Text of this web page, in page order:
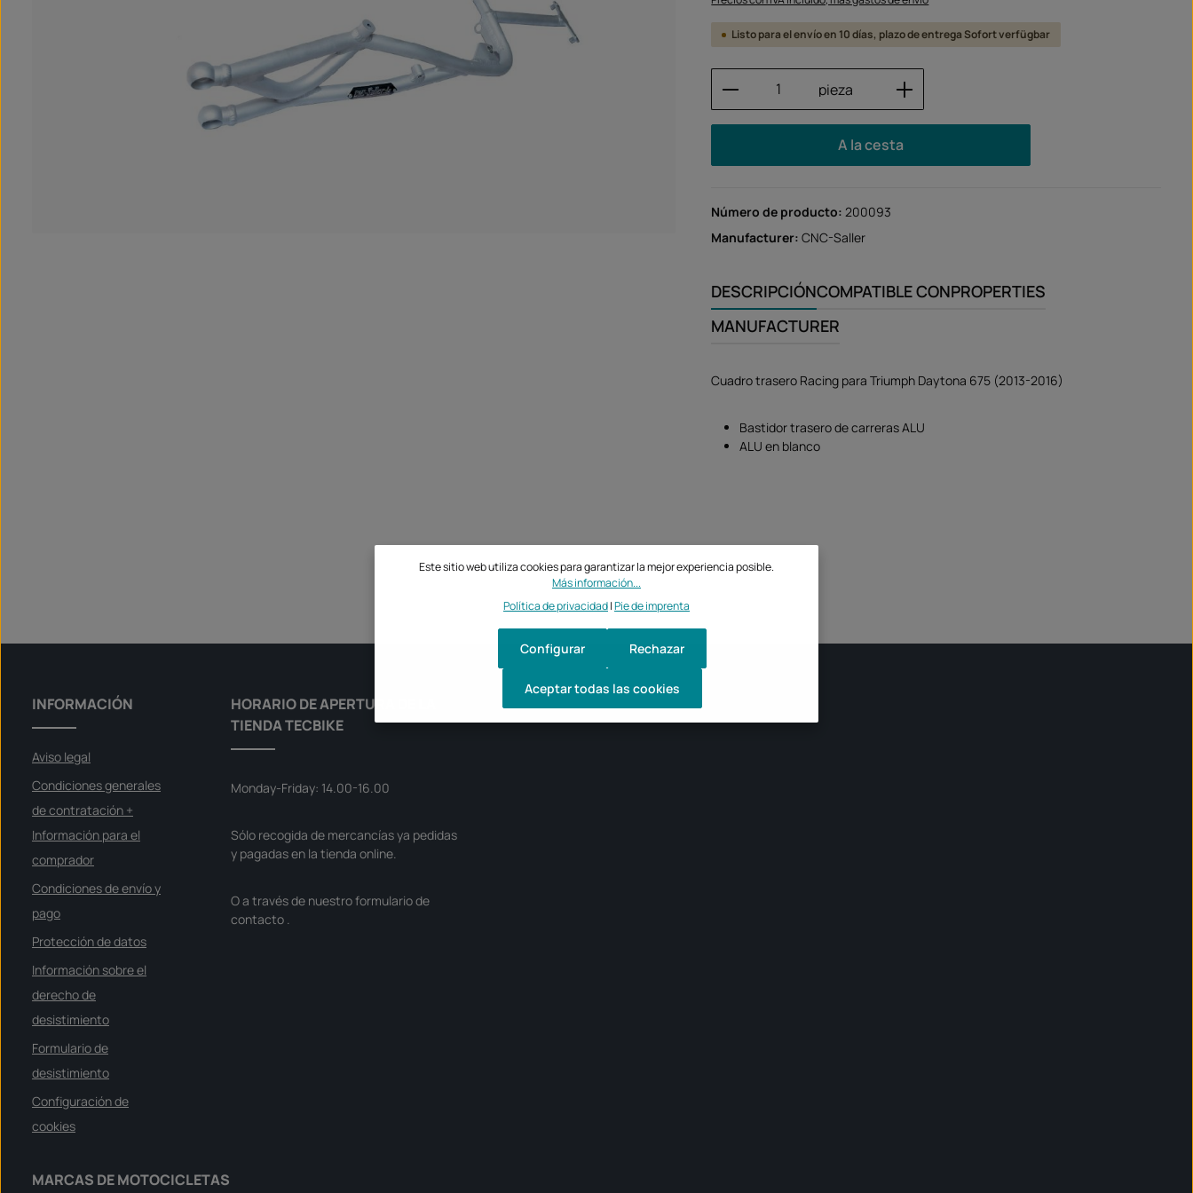
Listo para el envío en 10 días, plazo de entrega Sofort verfügbar
Cantidad del producto: introduce la cantidad
pieza
A la cesta
Número de producto:200093
Manufacturer:CNC-Saller
DESCRIPCIÓNCOMPATIBLE CONPROPERTIES
MANUFACTURER
Cuadro trasero Racing para Triumph Daytona 675 (2013-2016)
Bastidor trasero de carreras ALU
ALU en blanco
INFORMACIÓN
Aviso legal
Condiciones generales
de contratación +
Información para el
comprador
Condiciones de envío y
pago
Protección de datos
Información sobre el
derecho de
desistimiento
Formulario de
desistimiento
Configuración de
cookies
HORARIO DE APERTURA DE LA
TIENDA TECBIKE
Monday-Friday: 14.00-16.00
Sólo recogida de mercancías ya pedidas
y pagadas en la tienda online.
O a través de nuestro formulario de
contacto .
MARCAS DE MOTOCICLETAS
Este sitio web utiliza cookies para garantizar la mejor experiencia posible.
Más información...
Política de privacidad|Pie de imprenta
Rechazar
Configurar
Aceptar todas las cookies